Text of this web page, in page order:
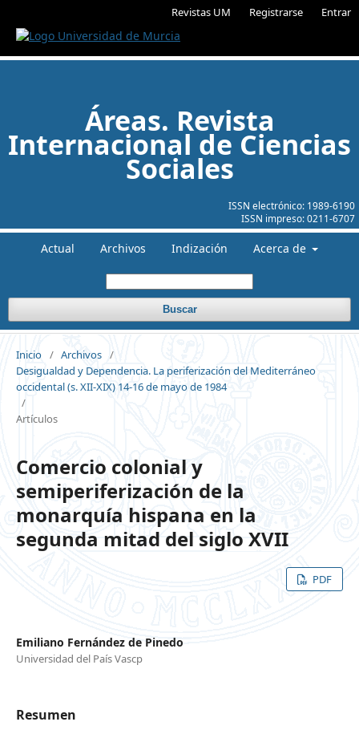
Revistas UM Registrarse Entrar
ISSN electrónico: 1989-6190
ISSN impreso:0211-6707
Áreas. Revista
Internacional de Ciencias
Sociales
Actual Archivos Indización Acerca de
Buscar
Inicio / Archivos /
Desigualdad y Dependencia. La periferización del Mediterráneo
occidental (s. XII-XIX) 14-16 de mayo de 1984
/
Artículos
Comercio colonial y
semiperiferización de la
monarquía hispana en la
segunda mitad del siglo XVII
PDF
Emiliano Fernández de Pinedo
Universidad del País Vascp
Resumen